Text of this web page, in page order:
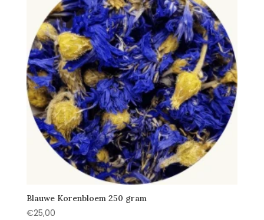
Blauwe Korenbloem 250 gram
€25,00